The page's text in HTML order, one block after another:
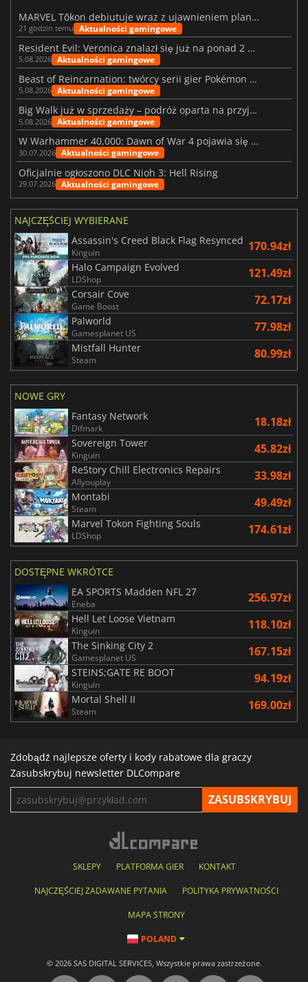
MARVEL Tōkon debiutuje wraz z ujawnieniem planu rozwoju na pierwszy rok
21 godzin temu Aktualności gamingowe
Resident Evil: Veronica znalazł się już na ponad 2 milionach list życzeń
5.08.2026 Aktualności gamingowe
Beast of Reincarnation: twórcy serii gier Pokémon wkraczają na nową ścieżkę
5.08.2026 Aktualności gamingowe
Big Walk już w sprzedaży – podróż oparta na przyjaźni
5.08.2026 Aktualności gamingowe
W Warhammer 40,000: Dawn of War 4 pojawia się frakcja Nekronów
30.07.2026 Aktualności gamingowe
Oficjalnie ogłoszono DLC Nioh 3: Hell Rising
29.07.2026 Aktualności gamingowe
NAJCZĘŚCIEJ WYBIERANE
Assassin's Creed Black Flag Resynced
Kinguin 170.94zł
Halo Campaign Evolved
LDShop 121.49zł
Corsair Cove
Game Boost 72.17zł
Palworld
Gamesplanet US 77.98zł
Mistfall Hunter
Steam 80.99zł
NOWE GRY
Fantasy Network
Difmark 18.18zł
Sovereign Tower
Kinguin 45.82zł
ReStory Chill Electronics Repairs
Allyouplay 33.98zł
Montabi
Steam 49.49zł
Marvel Tokon Fighting Souls
LDShop 174.61zł
DOSTĘPNE WKRÓTCE
EA SPORTS Madden NFL 27
Eneba 256.97zł
Hell Let Loose Vietnam
Kinguin 118.10zł
The Sinking City 2
Gamesplanet US 167.15zł
STEINS;GATE RE BOOT
Kinguin 94.19zł
Mortal Shell II
Steam 169.00zł
Zdobądź najlepsze oferty i kody rabatowe dla graczy
Zasubskrybuj newsletter DLCompare
SKLEPY PLATFORMA GIER KONTAKT
NAJCZĘŚCIEJ ZADAWANE PYTANIA POLITYKA PRYWATNOŚCI
MAPA STRONY
POLAND
© 2026 SAS DIGITAL SERVICES, Wszystkie prawa zastrzeżone.